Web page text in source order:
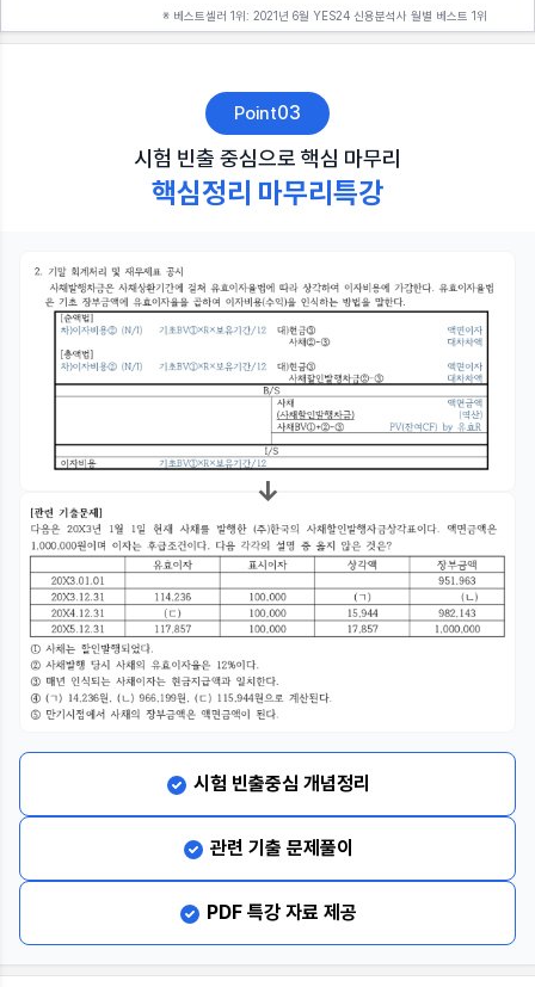
※ 베스트셀러 1위: 2021년 6월 YES24 신용분석사 월별 베스트 1위
Point03
시험 빈출 중심으로 핵심 마무리
핵심정리 마무리특강
시험 빈출중심 개념정리
관련 기출 문제풀이
PDF 특강 자료 제공